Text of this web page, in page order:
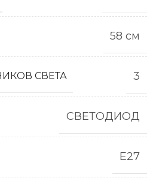
58 см
СВЕТА 3
СВЕТОДИОД
E27